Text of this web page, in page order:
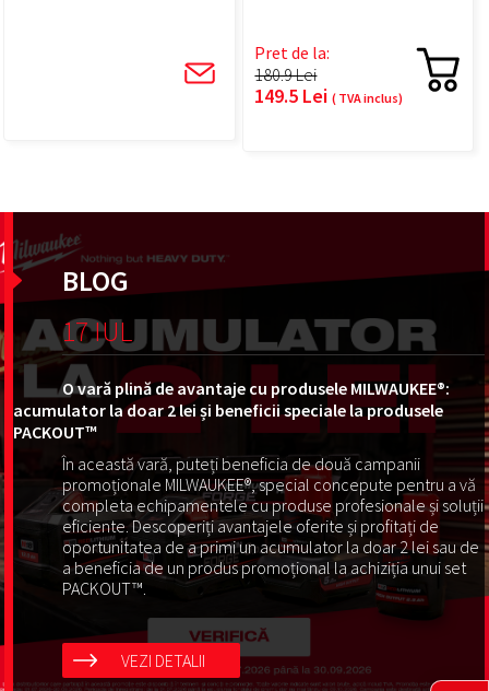
Pret de la:
180.9 Lei
149.5 Lei( TVA inclus)
BLOG
17 IUL
O vară plină de avantaje cu produsele MILWAUKEE®:
acumulator la doar 2 lei și beneficii speciale la produsele
PACKOUT™
În această vară, puteți beneficia de două campanii
promoționale MILWAUKEE®, special concepute pentru a vă
completa echipamentele cu produse profesionale și soluții
eficiente. Descoperiți avantajele oferite și profitați de
oportunitatea de a primi un acumulator la doar 2 lei sau de
a beneficia de un produs promoțional la achiziția unui set
PACKOUT™.
VEZI DETALII